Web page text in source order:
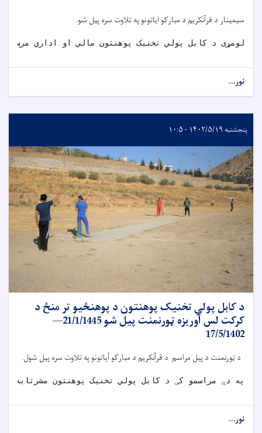
سیمینار د قرآنکریم د مبارکو ایاتونو په تلاوت سره پیل شو.
لومړی د کابل پولي تخنیک پوهنتون مالي او اداري
نور...
پنجشنبه ۱۴۰۲/۵/۱۹ - ۱۰:۵
د کابل پولي تخنیک پوهنتون د پوهنځیو تر منځ د
کرکت لس آوریزه ټورنمنت پیل شو 21/1/1445—
17/5/1402
د ټورنمنت د پیل مراسم د قرآنکریم د مبارکو آیاتونو په تلاوت سره پیل شول.
په دې مراسمو کې د کابل پولي تخنیک پوهنتون
نور...